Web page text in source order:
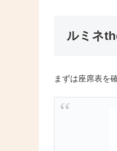
ルミネ
まずは座席表を